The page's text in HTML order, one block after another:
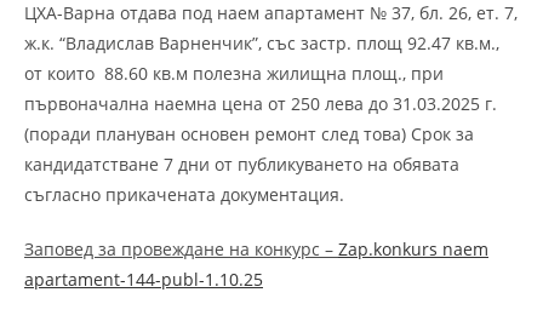
ЦХА-Варна отдава под наем апартамент № 37, бл. 26, ет. 7,
ж.к. “Владислав Варненчик”, със застр. площ 92.47 кв.м.,
от които 88.60 кв.м полезна жилищна площ., при
първоначална наемна цена от 250 лева до 31.03.2025 г.
(поради плануван основен ремонт след това) Срок за
кандидатстване 7 дни от публикуването на обявата
съгласно прикачената документация.
Заповед за провеждане на конкурс – Zap.konkurs naem
apartament-144-publ-1.10.25